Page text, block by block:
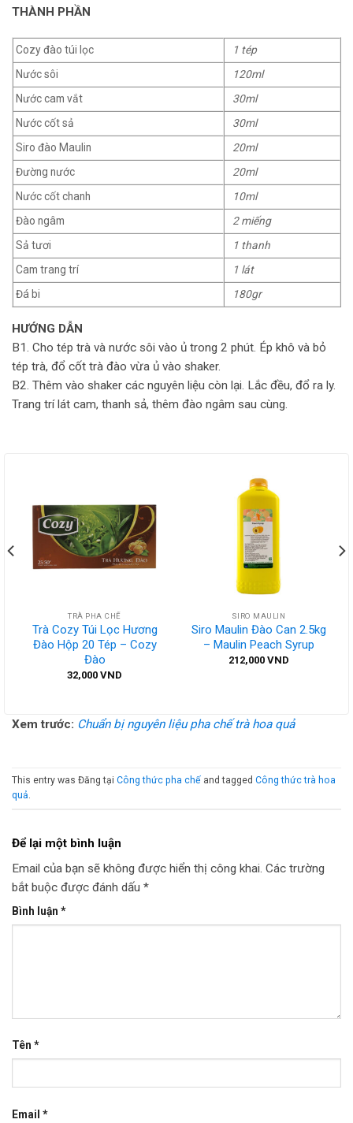
THÀNH PHẦN
Cozy đào túi lọc
1 tép
Nước sôi
120ml
Nước cam vắt
30ml
Nước cốt sả
30ml
Siro đào Maulin
20ml
Đường nước
20ml
Nước cốt chanh
10ml
Đào ngâm
2 miếng
Sả tươi
1 thanh
Cam trang trí
1 lát
Đá bi
180gr
HƯỚNG DẪN
B1. Cho tép trà và nước sôi vào ủ trong 2 phút. Ép khô và bỏ
tép trà, đổ cốt trà đào vừa ủ vào shaker.
B2. Thêm vào shaker các nguyên liệu còn lại. Lắc đều, đổ ra ly.
Trang trí lát cam, thanh sả, thêm đào ngâm sau cùng.
TRÀ PHA CHẾ
Trà Cozy Túi Lọc Hương
Đào Hộp 20 Tép – Cozy
Đào
32,000 VND
SIRO MAULIN
Siro Maulin Đào Can 2.5kg
– Maulin Peach Syrup
212,000 VND
Xem trước: Chuẩn bị nguyên liệu pha chế trà hoa quả
This entry was Đăng tại Công thức pha chế and tagged Công thức trà hoa
quả
Để lại một bình luận
Email của bạn sẽ không được hiển thị công khai. Các trường
bắt buộc được đánh dấu *
Bình luận *
Tên *
Email *